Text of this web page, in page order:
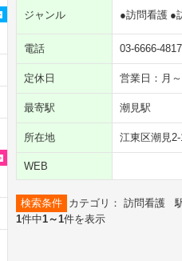
ジャンル ●訪問看護 ●
電話 03-6666-4817
定休日 営業日：月
最寄駅 潮見駅
所在地 江東区潮見
WEB
検索条件 カテゴリ： 訪問看護
1件中1～1件を表示